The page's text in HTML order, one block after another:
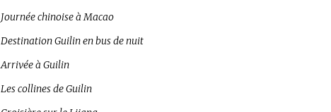
Journée chinoise à Macao
Destination Guilin en bus de nuit
Arrivée à Guilin
Les collines de Guilin